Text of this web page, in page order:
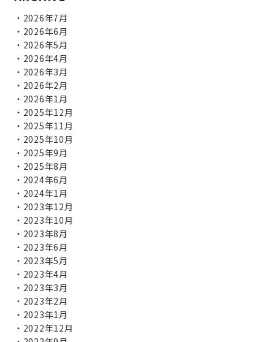
2026年7月
2026年6月
2026年5月
2026年4月
2026年3月
2026年2月
2026年1月
2025年12月
2025年11月
2025年10月
2025年9月
2025年8月
2024年6月
2024年1月
2023年12月
2023年10月
2023年8月
2023年6月
2023年5月
2023年4月
2023年3月
2023年2月
2023年1月
2022年12月